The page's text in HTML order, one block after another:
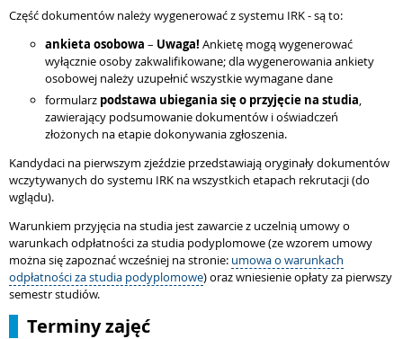
Część dokumentów należy wygenerować z systemu IRK - są to:
ankieta osobowa – Uwaga! Ankietę mogą wygenerować
wyłącznie osoby zakwalifikowane; dla wygenerowania ankiety
osobowej należy uzupełnić wszystkie wymagane dane
formularz podstawa ubiegania się o przyjęcie na studia,
zawierający podsumowanie dokumentów i oświadczeń
złożonych na etapie dokonywania zgłoszenia.
Kandydaci na pierwszym zjeździe przedstawiają oryginały dokumentów
wczytywanych do systemu IRK na wszystkich etapach rekrutacji (do
wglądu).
Warunkiem przyjęcia na studia jest zawarcie z uczelnią umowy o
warunkach odpłatności za studia podyplomowe (ze wzorem umowy
można się zapoznać wcześniej na stronie: umowa o warunkach
odpłatności za studia podyplomowe) oraz wniesienie opłaty za pierwszy
semestr studiów.
Terminy zajęć